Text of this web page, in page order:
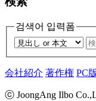
검색어 입력폼
会社紹介 著作権 PC版
ⓒ JoongAng Ilbo